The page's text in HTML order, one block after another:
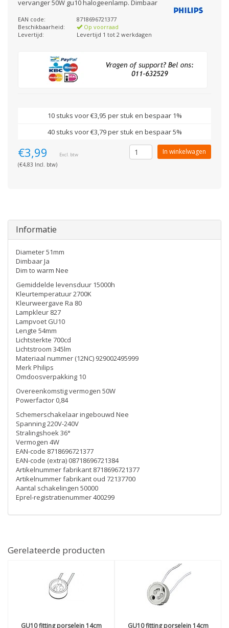
vervanger 50W gu10 halogeenlamp. Dimbaar
EAN code:
8718696721377
Beschikbaarheid:
Op voorraad
Levertijd:
Levertijd 1 tot 2 werkdagen
10 stuks voor €3,95 per stuk en bespaar 1%
40 stuks voor €3,79 per stuk en bespaar 5%
€3,99 Excl. btw
(€4,83 Incl. btw)
In winkelwagen
Informatie
Diameter 51mm
Dimbaar Ja
Dim to warm Nee
Gemiddelde levensduur 15000h
Kleurtemperatuur 2700K
Kleurweergave Ra 80
Lampkleur 827
Lampvoet GU10
Lengte 54mm
Lichtsterkte 700cd
Lichtstroom 345lm
Materiaal nummer (12NC) 929002495999
Merk Philips
Omdoosverpakking 10
Overeenkomstig vermogen 50W
Powerfactor 0,84
Schemerschakelaar ingebouwd Nee
Spanning 220V-240V
Stralingshoek 36°
Vermogen 4W
EAN-code 8718696721377
EAN-code (extra) 08718696721384
Artikelnummer fabrikant 8718696721377
Artikelnummer fabrikant oud 72137700
Aantal schakelingen 50000
Eprel-registratienummer 400299
Gerelateerde producten
GU10 fitting porselein 14cm
GU10 fitting porselein 14cm